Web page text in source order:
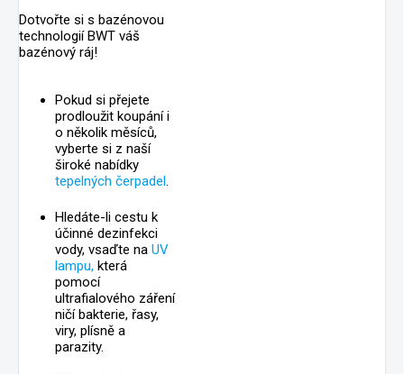
Dotvořte si s bazénovou
technologií BWT váš
bazénový ráj!
Pokud si přejete
prodloužit koupání i
o několik měsíců,
vyberte si z naší
široké nabídky
tepelných čerpadel.
Hledáte-li cestu k
účinné dezinfekci
vody, vsaďte na UV
lampu, která
pomocí
ultrafialového záření
ničí bakterie, řasy,
viry, plísně a
parazity.